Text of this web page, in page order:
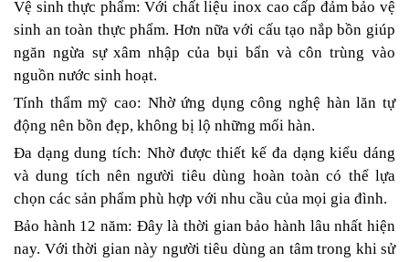
Vệ sinh thực phẩm: Với chất liệu inox cao cấp đảm bảo vệ
sinh an toàn thực phẩm. Hơn nữa với cấu tạo nắp bồn giúp
ngăn ngừa sự xâm nhập của bụi bẩn và côn trùng vào
nguồn nước sinh hoạt.
Tính thẩm mỹ cao: Nhờ ứng dụng công nghệ hàn lăn tự
động nên bồn đẹp, không bị lộ những mối hàn.
Đa dạng dung tích: Nhờ được thiết kế đa dạng kiểu dáng
và dung tích nên người tiêu dùng hoàn toàn có thể lựa
chọn các sản phẩm phù hợp với nhu cầu của mọi gia đình.
Bảo hành 12 năm: Đây là thời gian bảo hành lâu nhất hiện
nay. Với thời gian này người tiêu dùng an tâm trong khi sử